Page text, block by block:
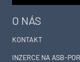
O NÁS
KONTAKT
INZERCE NA ASB-